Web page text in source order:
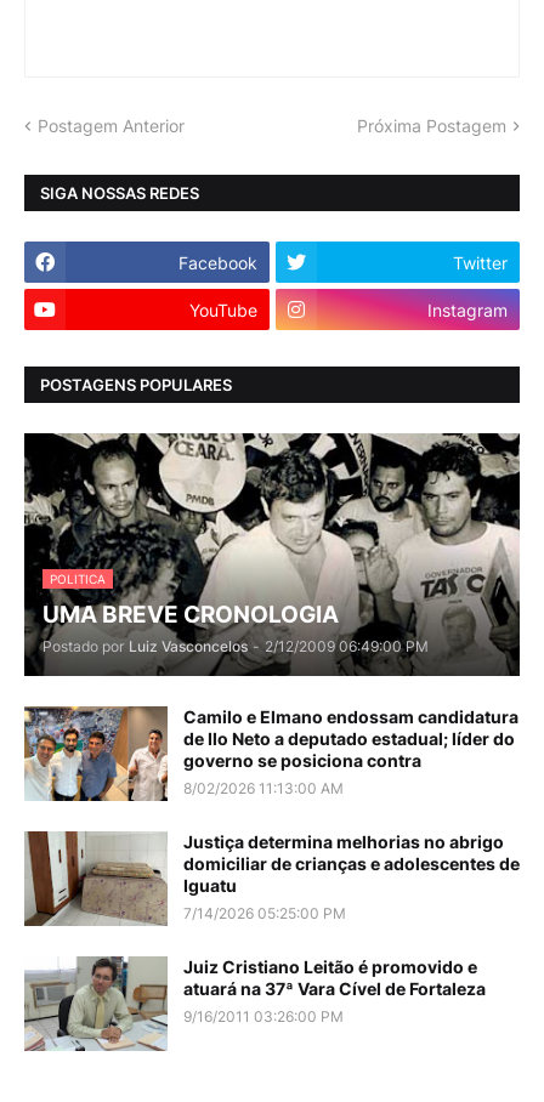
Postagem Anterior Próxima Postagem
SIGA NOSSAS REDES
Facebook Twitter
YouTube Instagram
POSTAGENS POPULARES
POLITICA
UMA BREVE CRONOLOGIA
Postado por Luiz Vasconcelos - 2/12/2009 06:49:00 PM
Camilo e Elmano endossam candidatura
de Ilo Neto a deputado estadual; líder do
governo se posiciona contra
8/02/2026 11:13:00 AM
Justiça determina melhorias no abrigo
domiciliar de crianças e adolescentes de
Iguatu
7/14/2026 05:25:00 PM
Juiz Cristiano Leitão é promovido e
atuará na 37ª Vara Cível de Fortaleza
9/16/2011 03:26:00 PM